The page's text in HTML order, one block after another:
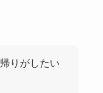
りがしたい